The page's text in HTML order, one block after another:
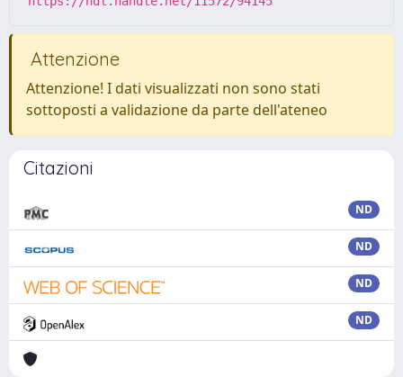
Attenzione
Attenzione! I dati visualizzati non sono stati
sottoposti a validazione da parte dell'ateneo
Citazioni
ND
ND
ND
ND